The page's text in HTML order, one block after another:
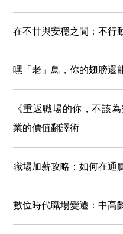
在不甘與安穩之間：不行
嘿「老」鳥，你的翅膀還
《重返職場的你，不該
業的價值翻譯術
職場加薪攻略：如何在通
數位時代職場變遷：中高